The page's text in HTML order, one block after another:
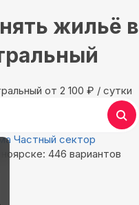
жильё в
oт 2 100 ₽ / сутки
Частный сектор
446 вариантов